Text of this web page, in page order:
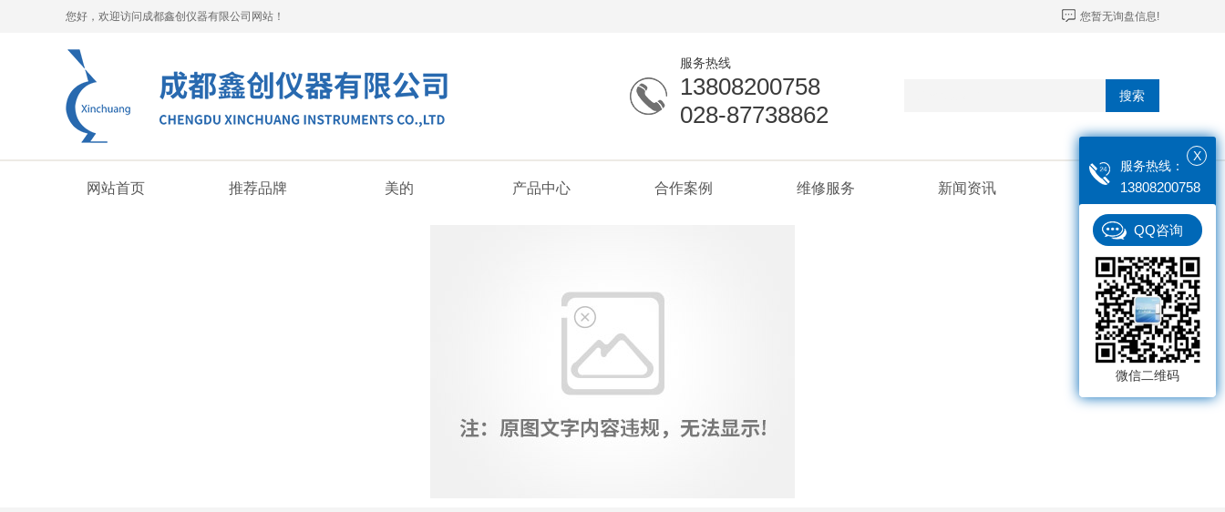
您好，欢迎访问成都鑫创仪器有限公司网站！ 您暂无询盘信息!
服务热线
13808200758
028-87738862
搜索
网站首页 推荐品牌 美的 产品中心 合作案例 维修服务 新闻资讯 联系我们
X
服务热线：
13808200758
QQ咨询
微信二维码